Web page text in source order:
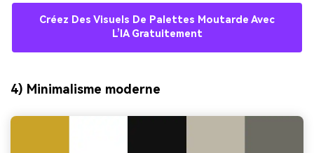
Créez Des Visuels De Palettes Moutarde Avec
L’IA Gratuitement
4) Minimalisme moderne